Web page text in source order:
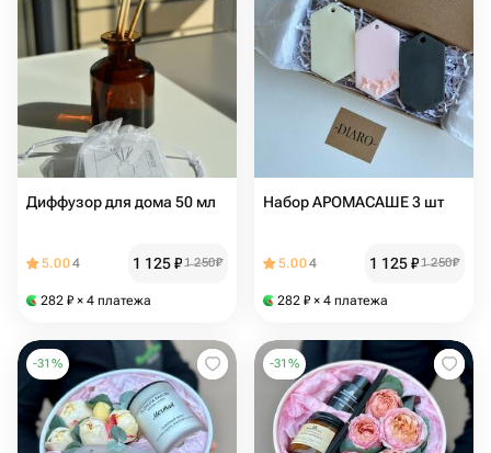
Диффузор для дома 50 мл
5.004 1 125₽1 250₽
282 ₽ × 4 платежа
Набор АРОМАСАШЕ 3 шт
5.004 1 125₽1 250₽
282 ₽ × 4 платежа
-31 % -31 %